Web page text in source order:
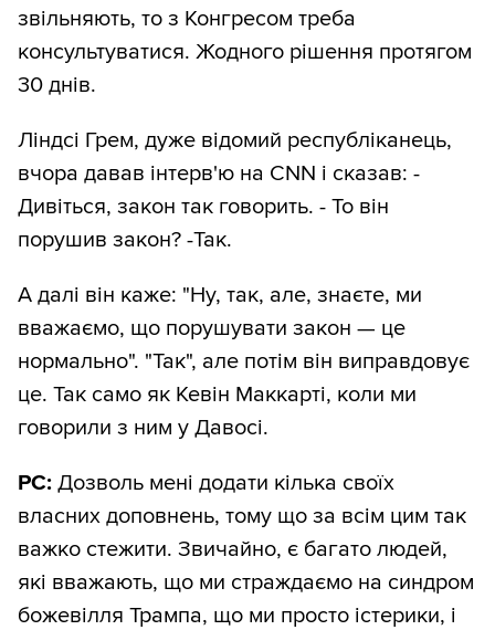
звільняють, то з Конгресом треба
консультуватися. Жодного рішення протягом
30 днів.
Ліндсі Грем, дуже відомий республіканець,
вчора давав інтерв'ю на CNN і сказав: -
Дивіться, закон так говорить. - То він
порушив закон? -Так.
А далі він каже: "Ну, так, але, знаєте, ми
вважаємо, що порушувати закон — це
нормально". "Так", але потім він виправдовує
це. Так само як Кевін Маккарті, коли ми
говорили з ним у Давосі.
РС: Дозволь мені додати кілька своїх
власних доповнень, тому що за всім цим так
важко стежити. Звичайно, є багато людей,
які вважають, що ми страждаємо на синдром
божевілля Трампа, що ми просто істерики, і